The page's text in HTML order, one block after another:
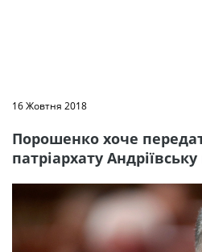
16 Жовтня 2018
Порошенко хоче
патріархату